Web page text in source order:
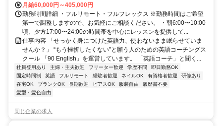
月給60,000円～405,000円
勤務時間詳細 ・フルリモート・フルフレックス ※勤務時間はご希望
第一で調整しますので、お気軽にご相談ください。 ・朝6:00〜10:00
頃、夕方17:00〜24:00の時間帯を中心にレッスンを提供して...
仕事内容 「せっかく身につけた英語力、使わないまま眠らせていま
せんか？」 “もう挫折したくない”と願う人のための英語コーチングス
クール 「90 English」を運営しています。 「英語コーチ」と聞く...
社員登用あり 主婦・主夫歓迎 フリーター歓迎 学歴不問
即日勤務OK
固定時間制
英語 フルリモート 経験者歓迎 ネイルOK 有資格者歓迎
研修あり
在宅OK
ブランクOK 長期歓迎 ピアスOK 服装自由
履歴書不要
髪型・髪色自由
同じ企業の求人